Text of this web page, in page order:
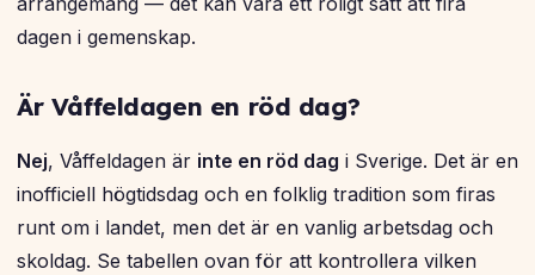
dagen i gemenskap.
Är Våffeldagen en röd dag?
Nej, Våffeldagen är inte en röd dag i Sverige. Det är en
inofficiell högtidsdag och en folklig tradition som firas
runt om i landet, men det är en vanlig arbetsdag och
skoldag. Se tabellen ovan för att kontrollera vilken